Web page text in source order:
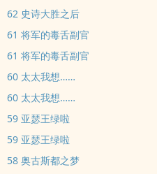
62 史诗大胜之后
61 将军的毒舌副官
61 将军的毒舌副官
60 太太我想……
60 太太我想……
59 亚瑟王绿啦
59 亚瑟王绿啦
58 奥古斯都之梦